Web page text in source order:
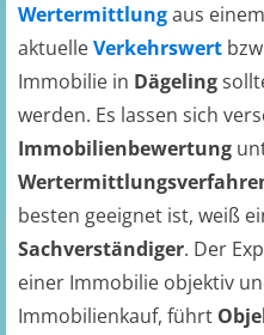
Wertermittlungaus
aktuelleVerkehrswert
Immobilie in Dägeling
werden. Es lassen sich
Immobilienbewertung
besten geeignet ist, weiß
Sachverständiger. Der
einer Immobilie objektiv
Immobilienkauf, führt